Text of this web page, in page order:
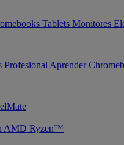
Tablets Monitores
Profesional Aprender
AMD Ryzen™